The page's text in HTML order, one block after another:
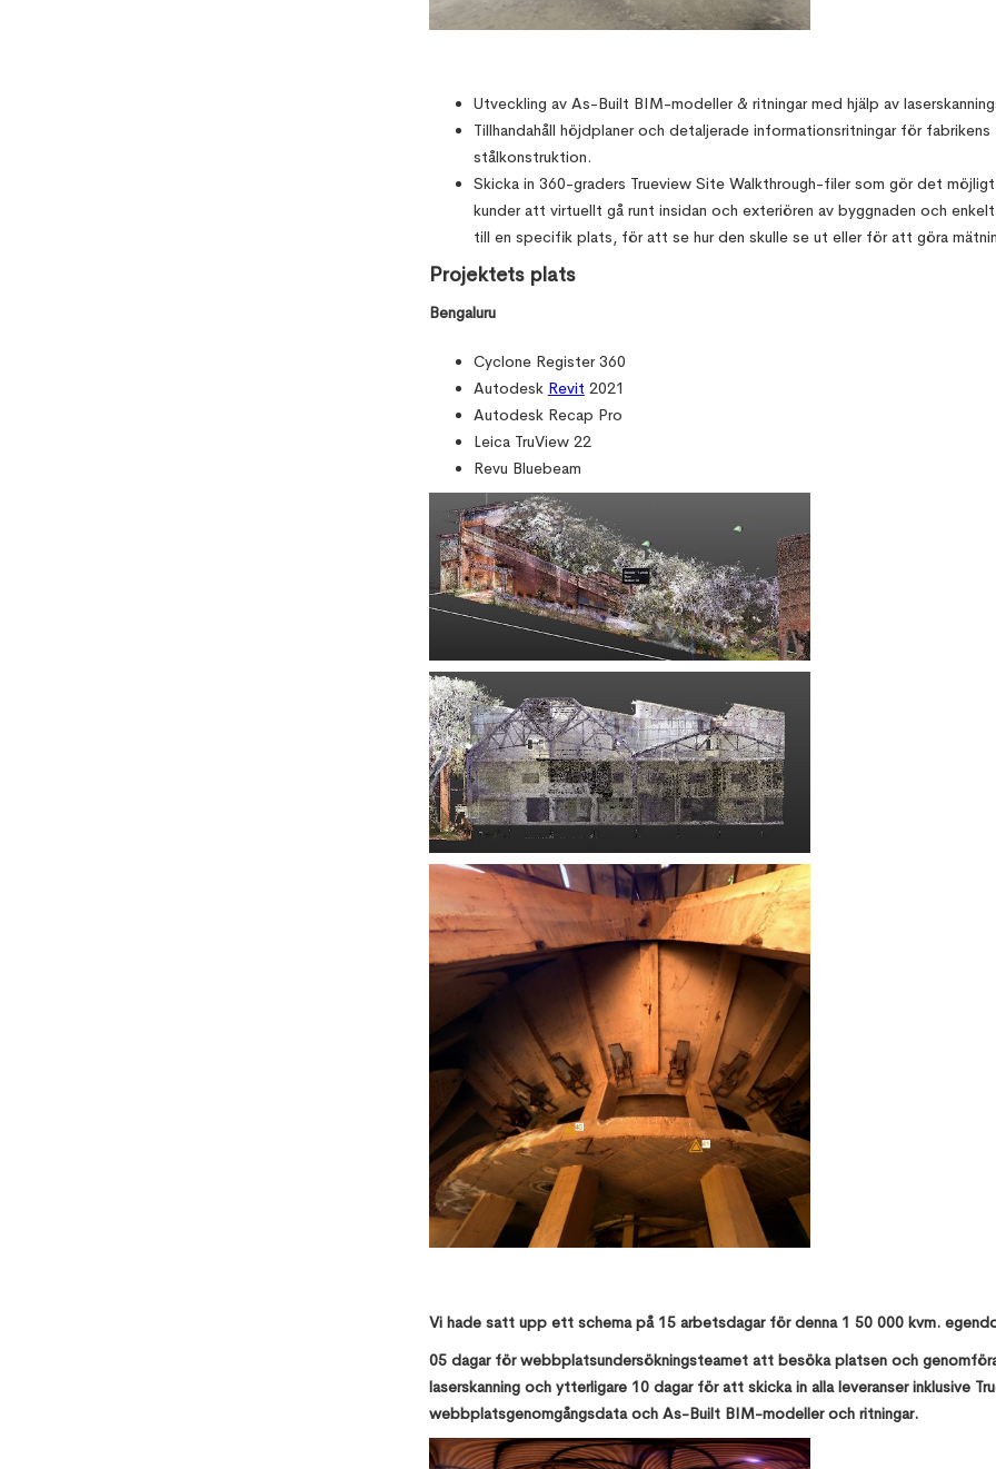
Utveckling av As-Built BIM-modeller & ritningar med hjälp av
Tillhandahåll höjdplaner och detaljerade informationsritningar för fabrikens
stålkonstruktion.
Skicka in 360-graders Trueview Site Walkthrough-filer som gör det
kunder att virtuellt gå runt insidan och exteriören av byggnaden och enkelt
till en specifik plats, för att se hur den skulle se ut eller för att göra
Projektets plats
Bengaluru
Cyclone Register 360
Autodesk Revit 2021
Autodesk Recap Pro
Leica TruView 22
Revu Bluebeam
Vi hade satt upp ett schema på 15 arbetsdagar för denna 1 50 000 kvm.
05 dagar för webbplatsundersökningsteamet att besöka platsen och
laserskanning och ytterligare 10 dagar för att skicka in alla leveranser inklusive
webbplatsgenomgångsdata och As-Built BIM-modeller och ritningar.